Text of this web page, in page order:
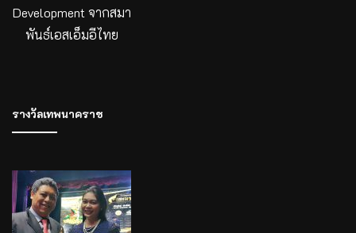
Development จากสมา
พันธ์เอสเอ็มอีไทย
รางวัลเทพนาคราช